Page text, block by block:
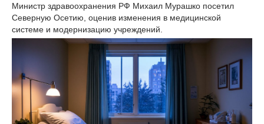
Министр здравоохранения РФ Михаил Мурашко посетил
Северную Осетию, оценив изменения в медицинской
системе и модернизацию учреждений.